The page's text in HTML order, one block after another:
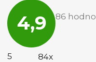
4,9
obchodu
je
86
5
84x